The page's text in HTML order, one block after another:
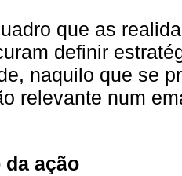
que as
definir
naquilo que se
relevante num
da ação